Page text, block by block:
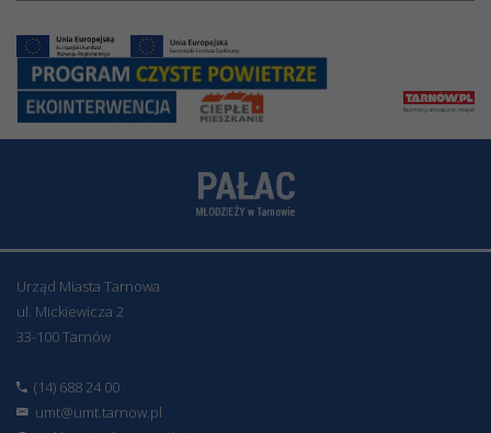
Urząd Miasta Tarnowa
ul. Mickiewicza 2
33-100 Tarnów
(14) 688 24 00
umt@umt.tarnow.pl